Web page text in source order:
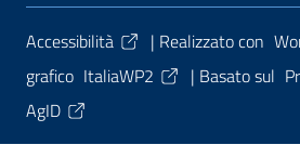
Sezione Link Utili
Accessibilità | Realizzato con
grafico ItaliaWP2 | Basato sul
AgID